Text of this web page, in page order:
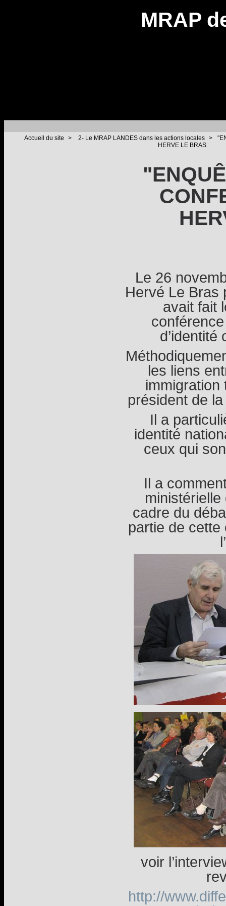
MRAP
Accueil du site > 2- Le MRAP LANDES dans les actions locales >
HERVE LE BRAS
Le 26
Hervé Le Bras
avait fait
d’identité
les liens
immigration
président de
Il a
identité
ceux qui
Il a
cadre du
partie de
voir
http://